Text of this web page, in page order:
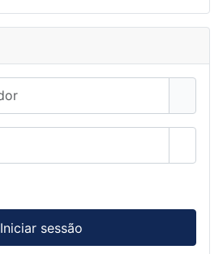
Iniciar sessão